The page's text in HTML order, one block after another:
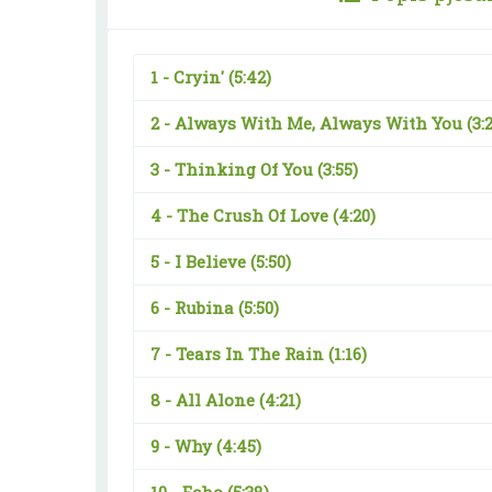
1 - Cryin' (5:42)
2 - Always With Me, Always With You
3 - Thinking Of You (3:55)
4 - The Crush Of Love (4:20)
5 - I Believe (5:50)
6 - Rubina (5:50)
7 - Tears In The Rain (1:16)
8 - All Alone (4:21)
9 - Why(4:45)